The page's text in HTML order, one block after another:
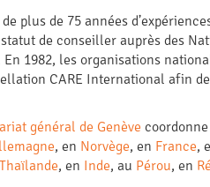
plus de 75 années
de conseiller auprès des
1982, les organisations
CARE International afin
général de Genève
, en Norvège, en France,
Thaïlande, en Inde, au Pérou, en